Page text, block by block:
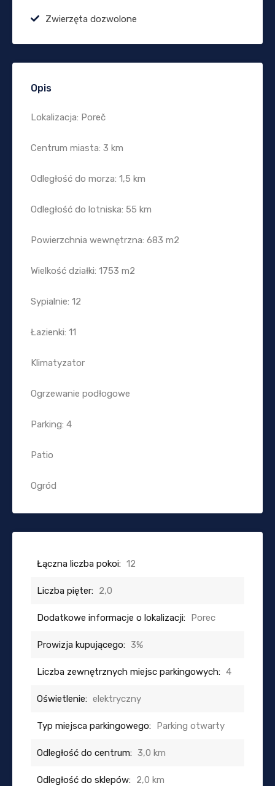
Zwierzęta dozwolone
Opis
Lokalizacja: Poreč
Centrum miasta: 3 km
Odległość do morza: 1,5 km
Odległość do lotniska: 55 km
Powierzchnia wewnętrzna: 683 m2
Wielkość działki: 1753 m2
Sypialnie: 12
Łazienki: 11
Klimatyzator
Ogrzewanie podłogowe
Parking: 4
Patio
Ogród
Łączna liczba pokoi: 12
Liczba pięter: 2,0
Dodatkowe informacje o lokalizacji: Porec
Prowizja kupującego: 3%
Liczba zewnętrznych miejsc parkingowych: 4
Oświetlenie: elektryczny
Typ miejsca parkingowego: Parking otwarty
Odległość do centrum: 3,0 km
Odległość do sklepów: 2,0 km